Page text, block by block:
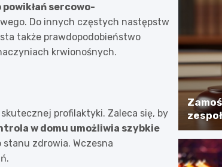
sercowo-
Do innych częstych następstw
także prawdopodobieństwo
krwionośnych.
profilaktyki. Zaleca się, by
w domu umożliwia szybkie
zdrowia. Wczesna